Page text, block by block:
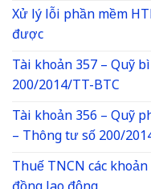
Xử lý lỗi phần mềm
được
Tài khoản 357 – Quỹ
200/2014/TT-BTC
Tài khoản 356 – Quỹ
– Thông tư số 200/
Thuế TNCN các